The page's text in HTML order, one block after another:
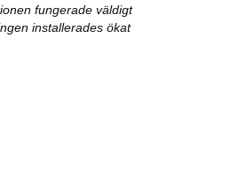
fungerade väldigt
installerades ökat